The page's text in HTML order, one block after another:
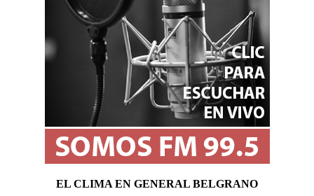
EL CLIMA EN GENERAL BELGRANO